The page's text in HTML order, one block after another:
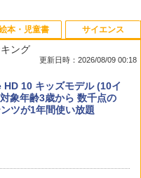
コーチング入門
ング
更新日時：2026/08/09 00:18
10 キッズモデル (10イ
象年齢3歳から 数千点の
ツが1年間使い放題
本・児童書 サイエンス